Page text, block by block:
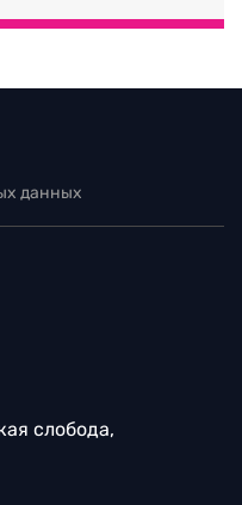
данных
слобода,